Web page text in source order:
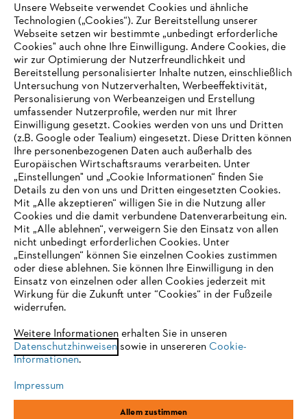
Zahlungsmöglichkeiten
Unternehmen
Online Shop
Service
Allgemeine Geschäftsbedingungen
Impressum Cookies Rechtliche Informationen
IHR BROWSER WIRD NICHT
UNTERSTÜTZT
eine optimale Nutzung unserer Seite empfehlen wir Ihnen, zu
einem der folgenden Browser zu wechseln:
Firefox Chrome
Unsere Webseite verwendet Cookies und ähnliche
Technologien („Cookies“). Zur Bereitstellung unserer
Webseite setzen wir bestimmte „unbedingt erforderliche
Cookies" auch ohne Ihre Einwilligung. Andere Cookies, die
wir zur Optimierung der Nutzerfreundlichkeit und
Bereitstellung personalisierter Inhalte nutzen, einschließlich
Untersuchung von Nutzerverhalten, Werbeeffektivität,
Personalisierung von Werbeanzeigen und Erstellung
umfassender Nutzerprofile, werden nur mit Ihrer
Einwilligung gesetzt. Cookies werden von uns und Dritten
(z.B. Google oder Tealium) eingesetzt. Diese Dritten können
Ihre personenbezogenen Daten auch außerhalb des
Europäischen Wirtschaftsraums verarbeiten. Unter
„Einstellungen" und „Cookie Informationen“ finden Sie
Details zu den von uns und Dritten eingesetzten Cookies.
Mit „Alle akzeptieren“ willigen Sie in die Nutzung aller
Cookies und die damit verbundene Datenverarbeitung ein.
Mit „Alle ablehnen“, verweigern Sie den Einsatz von allen
nicht unbedingt erforderlichen Cookies. Unter
„Einstellungen“ können Sie einzelnen Cookies zustimmen
oder diese ablehnen. Sie können Ihre Einwilligung in den
Einsatz von einzelnen oder allen Cookies jederzeit mit
Wirkung für die Zukunft unter “Cookies“ in der Fußzeile
widerrufen.
Weitere Informationen erhalten Sie in unseren
Datenschutzhinweisensowie in unsereren Cookie-
Informationen.
Impressum
Allem zustimmen